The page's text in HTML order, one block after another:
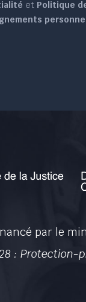
et Politique
par le
: Protection-